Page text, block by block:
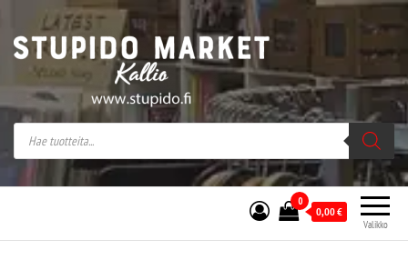
Stupido Market – verkossa ja kivijalassa
Stupido Market on vaihtoehtomusaan
erikoistunut verkko- sekä
kivijalkakauppa Helsingissä Kallion
sydämessä.
Valikko
0
0,00€